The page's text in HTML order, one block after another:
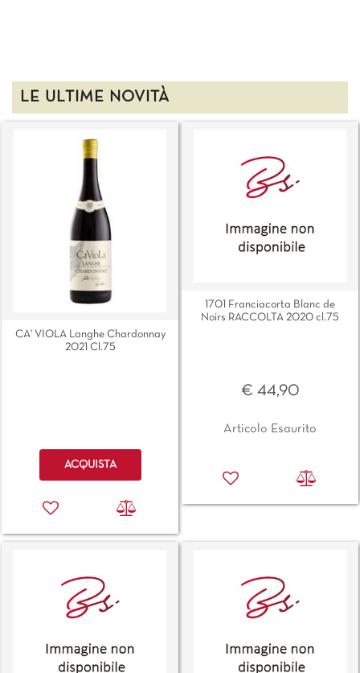
LE ULTIME NOVITÀ
CA' VIOLA Langhe Chardonnay
2021 Cl.75
Quantità
ACQUISTA
1701 Franciacorta Blanc de
Noirs RACCOLTA 2020 cl.75
€ 44,90
Articolo Esaurito